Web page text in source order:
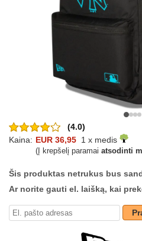
(4.0)
Kaina: EUR 36,95 1 x medis
(Į krepšelį paramai atsodinti
Šis produktas netrukus bus
Ar norite gauti el. laišką, kai